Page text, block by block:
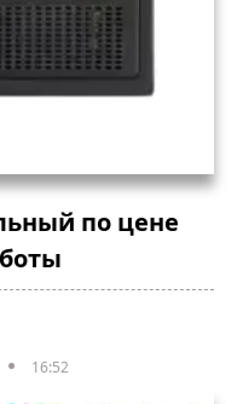
по цене
16:52